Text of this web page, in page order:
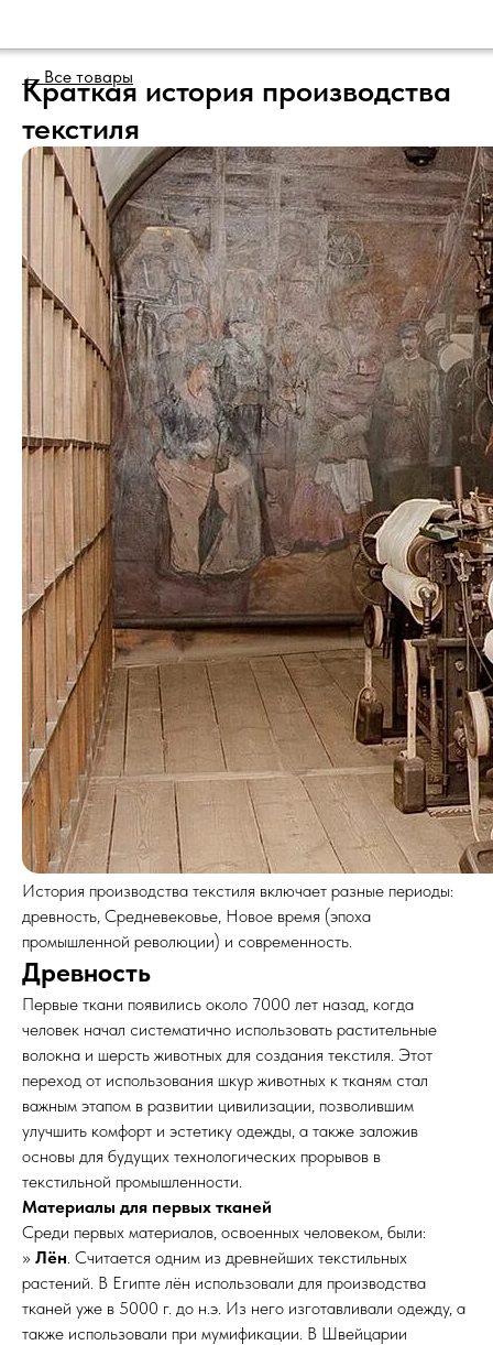
Главная
Футболки хлопок
Футболки субли
Толстовки
Наволочки
Брендирование
Контакты
← Все товары
Краткая история производства
текстиля
История производства текстиля включает разные периоды:
древность, Средневековье, Новое время (эпоха
промышленной революции) и современность.
Древность
Первые ткани появились около 7000 лет назад, когда
человек начал систематично использовать растительные
волокна и шерсть животных для создания текстиля. Этот
переход от использования шкур животных к тканям стал
важным этапом в развитии цивилизации, позволившим
улучшить комфорт и эстетику одежды, а также заложив
основы для будущих технологических прорывов в
текстильной промышленности.
Материалы для первых тканей
Среди первых материалов, освоенных человеком, были:
» Лён. Считается одним из древнейших текстильных
растений. В Египте лён использовали для производства
тканей уже в 5000 г. до н.э. Из него изготавливали одежду, а
также использовали при мумификации. В Швейцарии